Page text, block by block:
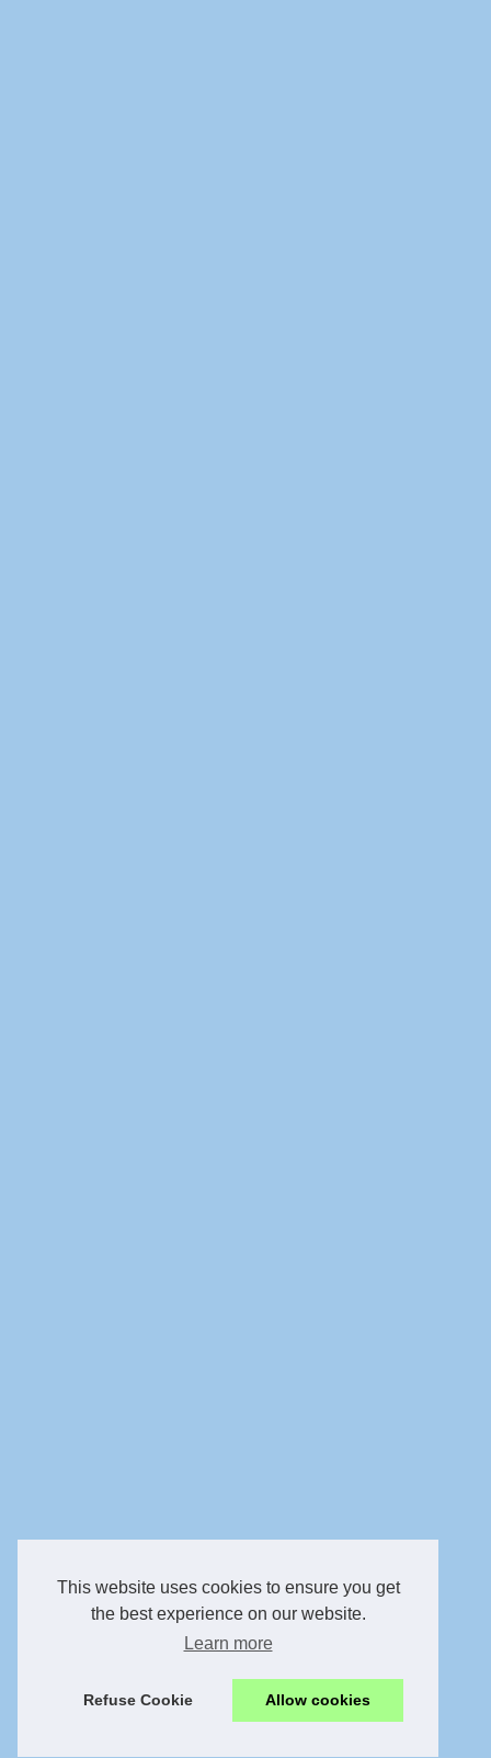
This website uses cookies to ensure you get
the best experience on our website.
Learn more
Refuse Cookie Allow cookies